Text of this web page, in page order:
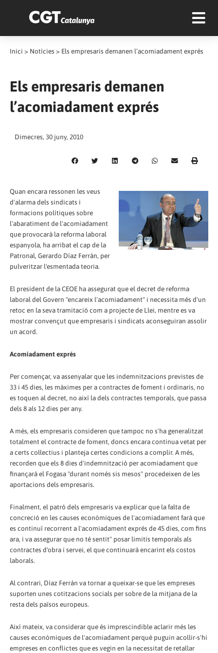
Inici > Notícies > Els empresaris demanen l’acomiadament exprés
Els empresaris demanen
l’acomiadament exprés
Dimecres, 30 juny, 2010
Quan encara ressonen les veus
d'alarma dels sindicats i
formacions polítiques sobre
l'abaratiment de l'acomiadament
que provocarà la reforma laboral
espanyola, ha arribat el cap de la
Patronal, Gerardo Díaz Ferrán, per
pulveritzar l'esmentada teoria.
El president de la CEOE ha assegurat que el decret de reforma
laboral del Govern "encareix l'acomiadament" i necessita més d'un
retoc en la seva tramitació com a projecte de Llei, mentre es va
mostrar convençut que empresaris i sindicats aconseguiran assolir
un acord.
Acomiadament exprés
Per començar, va assenyalar que les indemnitzacions previstes de
33 i 45 dies, les màximes per a contractes de foment i ordinaris, no
es toquen al decret, no així la dels contractes temporals, que passa
dels 8 als 12 dies per any.
A més, els empresaris consideren que tampoc no s'ha generalitzat
totalment el contracte de foment, doncs encara continua vetat per
a certs col·lectius i planteja certes condicions a complir. A més,
recorden que els 8 dies d'indemnització per acomiadament que
finançarà el Fogasa "durant només sis mesos" procedeixen de les
aportacions dels empresaris.
Finalment, el patró dels empresaris va explicar que la falta de
concreció en les causes econòmiques de l'acomiadament farà que
es continuï recorrent a l'acomiadament exprés de 45 dies, com fins
ara, i va assegurar que no té sentit" posar limitis temporals als
contractes d'obra i servei, el que continuarà encarint els costos
laborals.
Al contrari, Díaz Ferrán va tornar a queixar-se que les empreses
suporten unes cotitzacions socials per sobre de la mitjana de la
resta dels països europeus.
Així mateix, va considerar que és imprescindible aclarir més les
causes econòmiques de l'acomiadament perquè puguin acollir-s'hi
empreses en conflictes que es vegin en la necessitat de retallar